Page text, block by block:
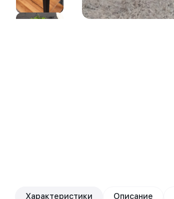
Характеристики Описание